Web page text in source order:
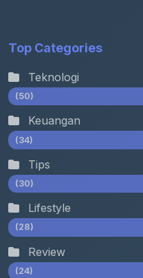
Top Categories
Teknologi
(50)
Keuangan
(34)
Tips
(30)
Lifestyle
(28)
Review
(24)